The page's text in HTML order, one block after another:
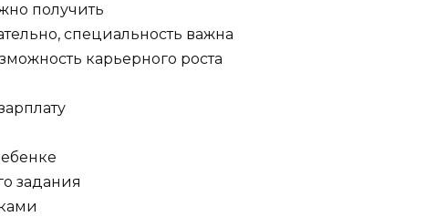
получить
специальность важна
карьерного роста
задания